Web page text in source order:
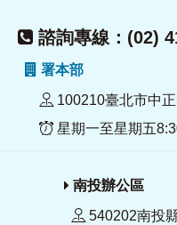
諮詢專線：(02)
署本部
100210臺北市中
星期一至星期五
南投辦公區
540202南投